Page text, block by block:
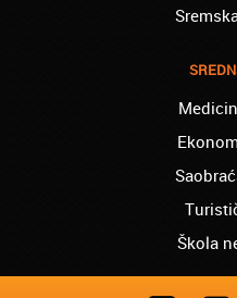
Zvezdara - Marko:
znam. Svu
Barajevo - Jovana:
francuskog
Grocka - Nikola:
Zadovoljan je on,
Škola